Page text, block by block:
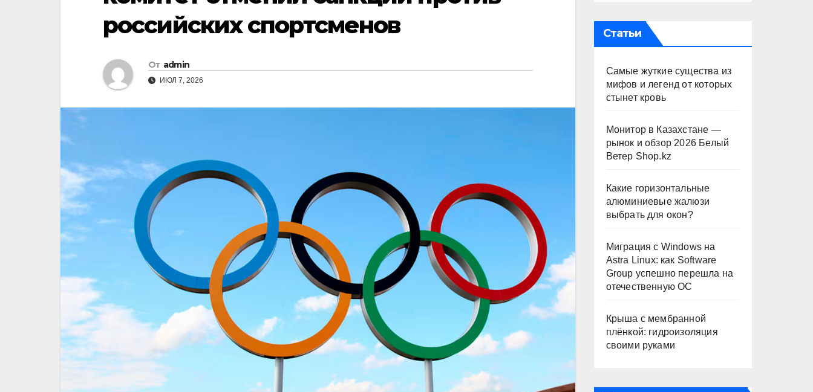
российских спортсменов
От admin
ИЮЛ 7, 2026
Статьи
Самые жуткие существа из
мифов и легенд от которых
стынет кровь
Монитор в Казахстане —
рынок и обзор 2026 Белый
Ветер Shop.kz
Какие горизонтальные
алюминиевые жалюзи
выбрать для окон?
Миграция с Windows на
Astra Linux: как Software
Group успешно перешла на
отечественную ОС
Крыша с мембранной
плёнкой: гидроизоляция
своими руками